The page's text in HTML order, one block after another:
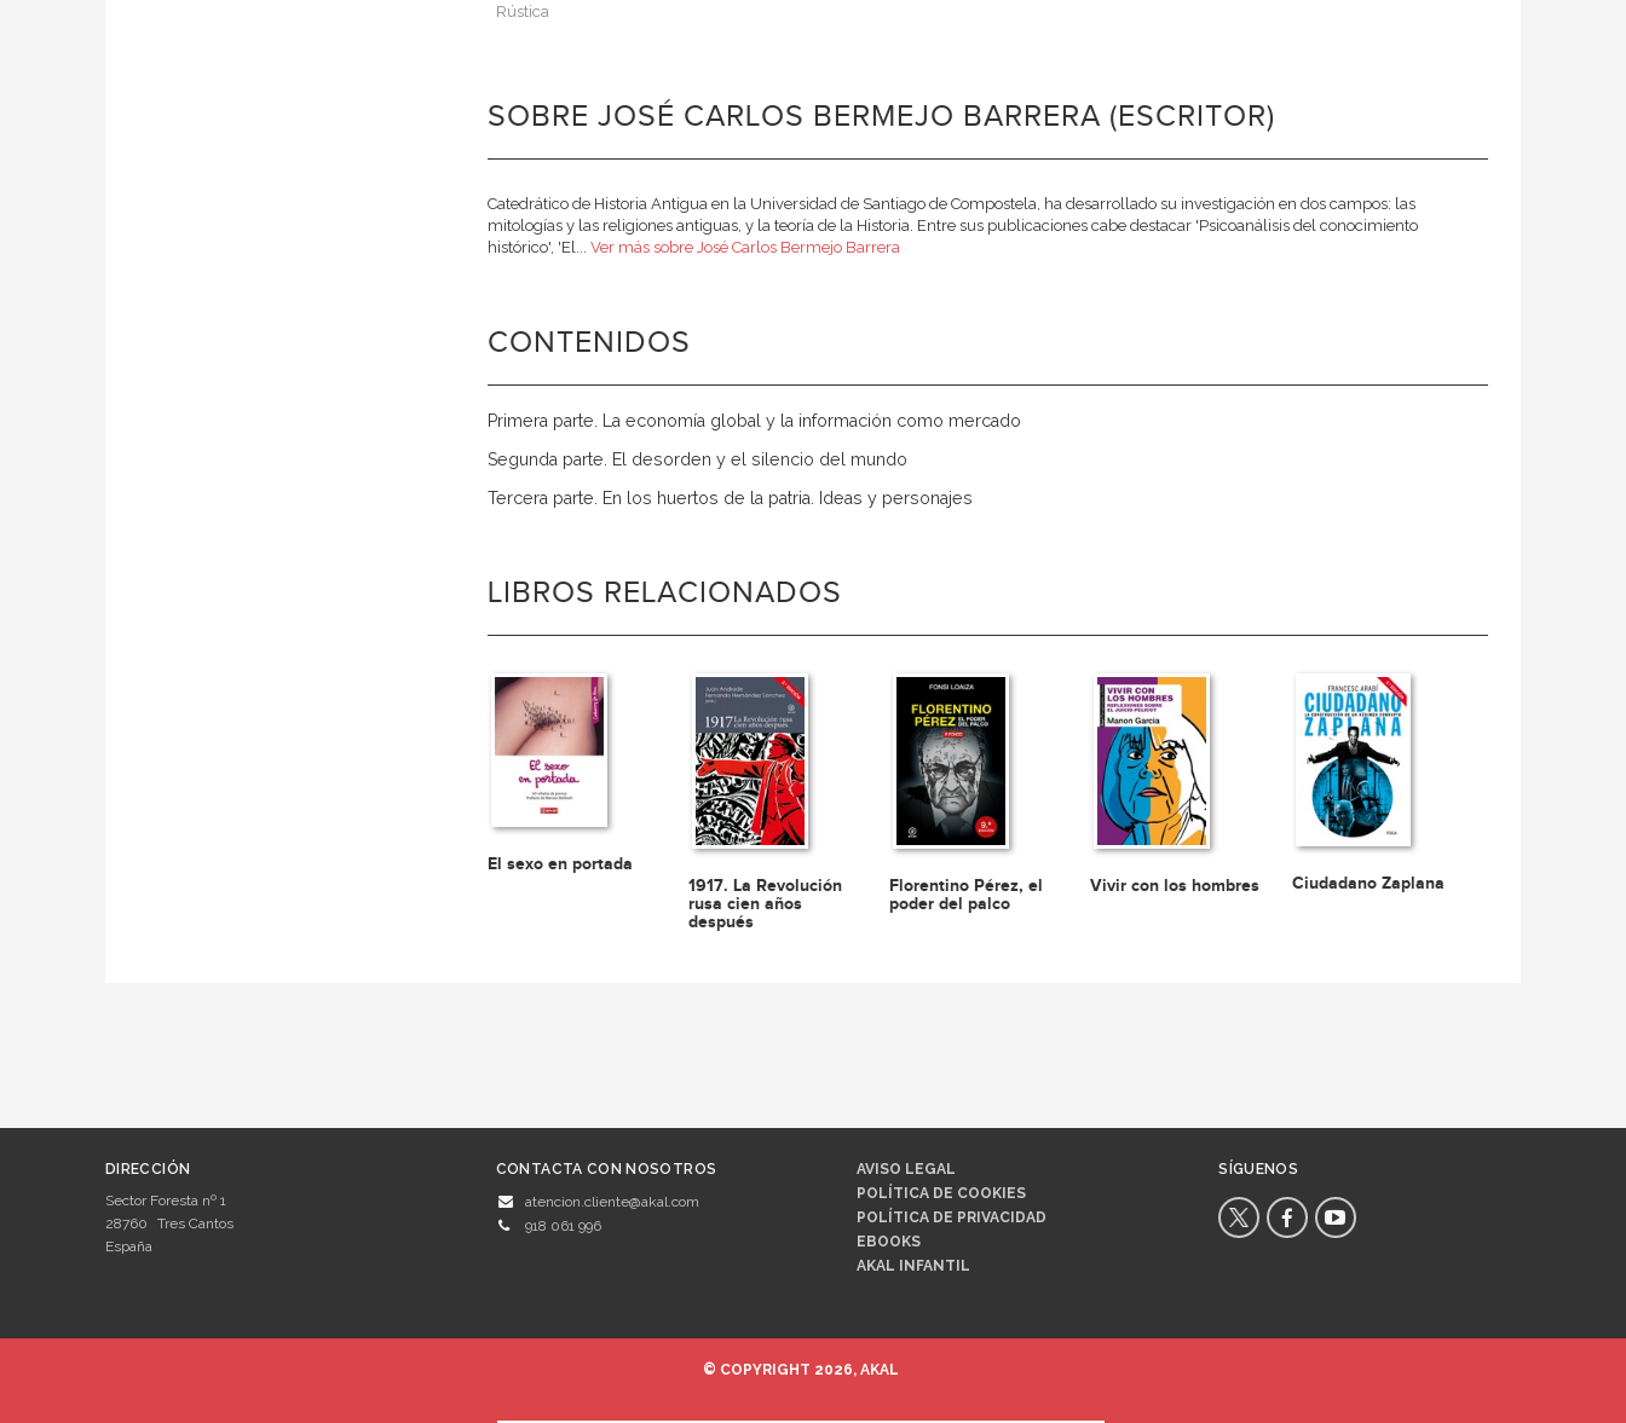
Rústica
SOBRE JOSÉ CARLOS BERMEJO BARRERA (ESCRITOR)
Catedrático de Historia Antigua en la Universidad de Santiago de Compostela, ha desarrollado su investigación en dos campos: las
mitologías y las religiones antiguas, y la teoría de la Historia. Entre sus publicaciones cabe destacar 'Psicoanálisis del conocimiento
histórico', 'El... Ver más sobre José Carlos Bermejo Barrera
CONTENIDOS
Primera parte. La economía global y la información como mercado
Segunda parte. El desorden y el silencio del mundo
Tercera parte. En los huertos de la patria. Ideas y personajes
LIBROS RELACIONADOS
El sexo en portada
1917. La Revolución
rusa cien años
después
Florentino Pérez, el
poder del palco
Vivir con los hombres Ciudadano Zaplana
DIRECCIÓN
Sector Foresta nº 1
28760
Tres Cantos
España
CONTACTA CON NOSOTROS
atencion.cliente@akal.com
918 061 996
AVISO LEGAL
POLÍTICA DE COOKIES
POLÍTICA DE PRIVACIDAD
EBOOKS
AKAL INFANTIL
SÍGUENOS
© COPYRIGHT 2026, AKAL